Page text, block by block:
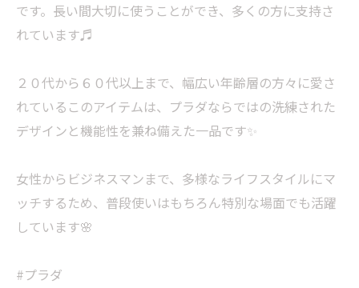
です。長い間大切に使うことができ、多くの方に支持さ
れています♬
２０代から６０代以上まで、幅広い年齢層の方々に愛さ
れているこのアイテムは、プラダならではの洗練された
デザインと機能性を兼ね備えた一品です✨
女性からビジネスマンまで、多様なライフスタイルにマ
ッチするため、普段使いはもちろん特別な場面でも活躍
しています🌸
#プラダ